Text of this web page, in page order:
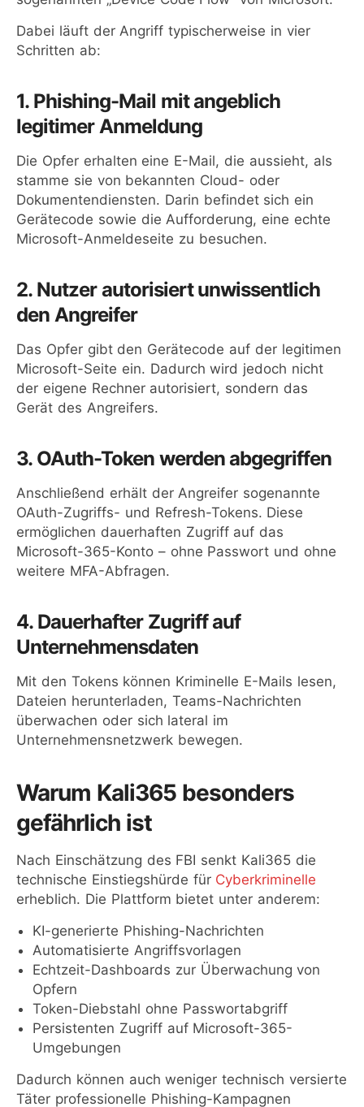
Dabei läuft der Angriff typischerweise in vier
Schritten ab:
1. Phishing-Mail mit angeblich
legitimer Anmeldung
Die Opfer erhalten eine E-Mail, die aussieht, als
stamme sie von bekannten Cloud- oder
Dokumentendiensten. Darin befindet sich ein
Gerätecode sowie die Aufforderung, eine echte
Microsoft-Anmeldeseite zu besuchen.
2. Nutzer autorisiert unwissentlich
den Angreifer
Das Opfer gibt den Gerätecode auf der legitimen
Microsoft-Seite ein. Dadurch wird jedoch nicht
der eigene Rechner autorisiert, sondern das
Gerät des Angreifers.
3. OAuth-Token werden abgegriffen
Anschließend erhält der Angreifer sogenannte
OAuth-Zugriffs- und Refresh-Tokens. Diese
ermöglichen dauerhaften Zugriff auf das
Microsoft-365-Konto – ohne Passwort und ohne
weitere MFA-Abfragen.
4. Dauerhafter Zugriff auf
Unternehmensdaten
Mit den Tokens können Kriminelle E-Mails lesen,
Dateien herunterladen, Teams-Nachrichten
überwachen oder sich lateral im
Unternehmensnetzwerk bewegen.
Warum Kali365 besonders
gefährlich ist
Nach Einschätzung des FBI senkt Kali365 die
technische Einstiegshürde für Cyberkriminelle
erheblich. Die Plattform bietet unter anderem:
KI-generierte Phishing-Nachrichten
Automatisierte Angriffsvorlagen
Echtzeit-Dashboards zur Überwachung von
Opfern
Token-Diebstahl ohne Passwortabgriff
Persistenten Zugriff auf Microsoft-365-
Umgebungen
Dadurch können auch weniger technisch versierte
Täter professionelle Phishing-Kampagnen